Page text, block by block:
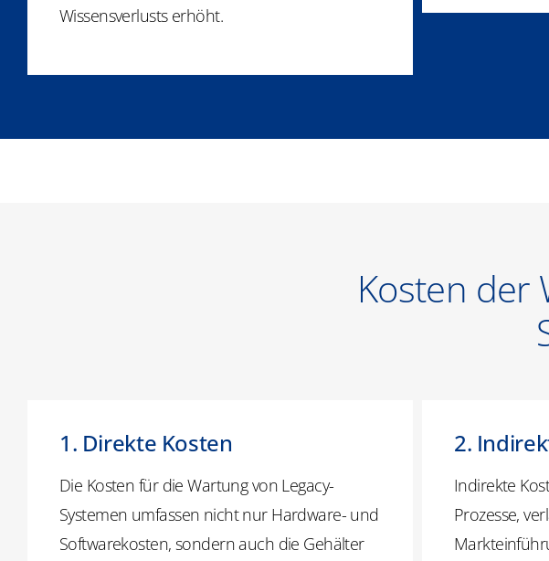
Wissensverlusts erhöht.
Kosten der
1. Direkte Kosten
Die Kosten für die Wartung von Legacy-
Systemen umfassen nicht nur Hardware- und
Softwarekosten, sondern auch die Gehälter
2.
Indirekte
Prozesse,